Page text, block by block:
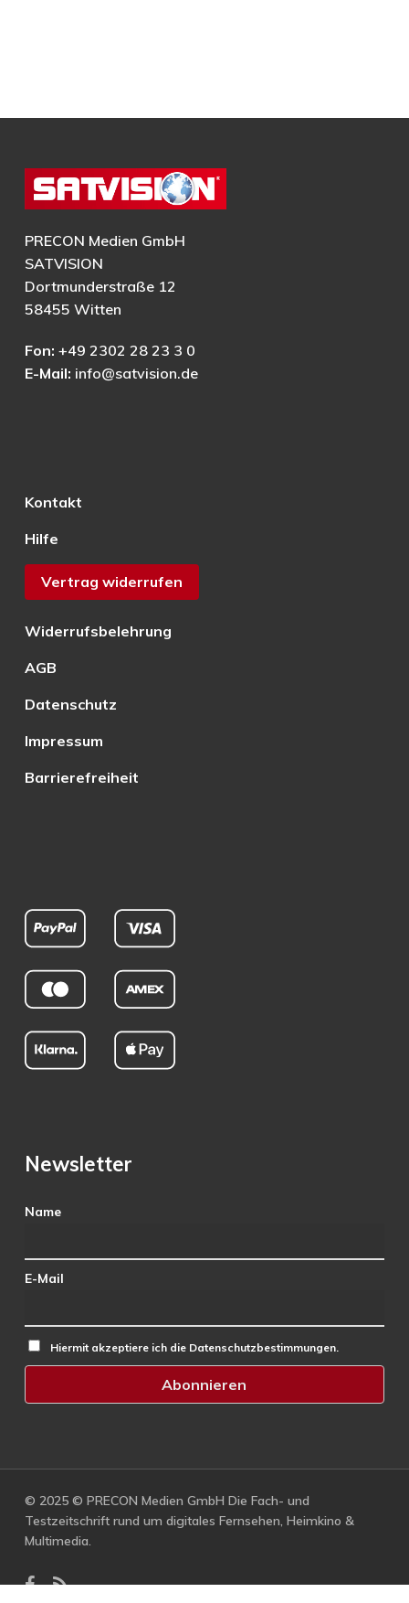
PRECON Medien GmbH
SATVISION
Dortmunderstraße 12
58455 Witten
Fon: +49 2302 28 23 3 0
E-Mail: info@satvision.de
Kontakt
Hilfe
Vertrag widerrufen
Widerrufsbelehrung
AGB
Datenschutz
Impressum
Barrierefreiheit
Newsletter
Name
E-Mail
Hiermit akzeptiere ich die Datenschutzbestimmungen.
© 2025 © PRECON Medien GmbH Die Fach- und
Testzeitschrift rund um digitales Fernsehen, Heimkino &
Multimedia.
facebook
RSS